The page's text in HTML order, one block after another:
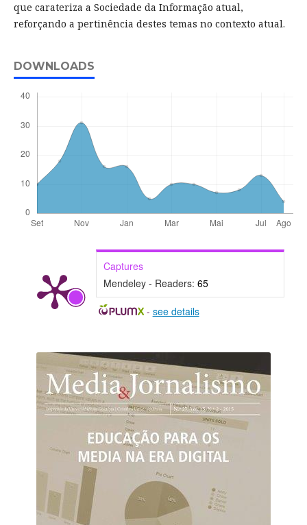
que carateriza a Sociedade da Informação atual,
reforçando a pertinência destes temas no contexto atual.
DOWNLOADS
Captures
Mendeley - Readers: 65
- see details